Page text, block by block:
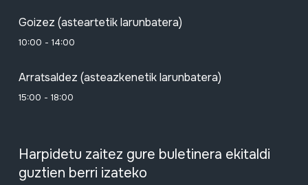
Goizez (asteartetik larunbatera)
10:00 - 14:00
Arratsaldez (asteazkenetik larunbatera)
15:00 - 18:00
Harpidetu zaitez gure buletinera ekitaldi
guztien berri izateko